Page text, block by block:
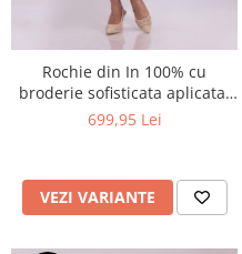
Rochie din In 100% cu
broderie sofisticata aplicata-
rochia statement a verii
699,95 Lei
VEZI VARIANTE